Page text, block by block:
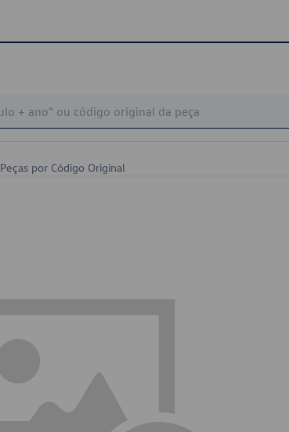
Peças por Código Original